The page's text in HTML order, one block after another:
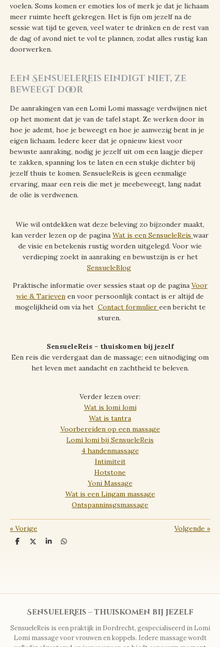
voelen. Soms komen er emoties los of merk je dat je lichaam
meer ruimte heeft gekregen. Het is fijn om jezelf na de
sessie wat tijd te geven, veel water te drinken en de rest van
de dag of avond niet te vol te plannen, zodat alles rustig kan
doorwerken.
Een SensueleReis eindigt niet, ze
beweegt door
De aanrakingen van een Lomi Lomi massage verdwijnen niet
op het moment dat je van de tafel stapt. Ze werken door in
hoe je ademt, hoe je beweegt en hoe je aanwezig bent in je
eigen lichaam. Iedere keer dat je opnieuw kiest voor
bewuste aanraking, nodig je jezelf uit om een laagje dieper
te zakken, spanning los te laten en een stukje dichter bij
jezelf thuis te komen. SensueleReis is geen eenmalige
ervaring, maar een reis die met je meebeweegt, lang nadat
de olie is verdwenen.
Wie wil ontdekken wat deze beleving zo bijzonder maakt,
kan verder lezen op de pagina Wat is een SensueleReis waar
de visie en betekenis rustig worden uitgelegd. Voor wie
verdieping zoekt in aanraking en bewustzijn is er het
SensueleBlog
Praktische informatie over sessies staat op de pagina Voor
wie & Tarieven en voor persoonlijk contact is er altijd de
mogelijkheid om via het Contact formulier een bericht te
sturen.
SensueleReis – thuiskomen bij jezelf
Een reis die verdergaat dan de massage; een uitnodiging om
het leven met aandacht en zachtheid te beleven.
Verder lezen over:
Wat is lomi lomi
Wat is tantra
Voorbereiden op een massage
Lomi lomi bij SensueleReis
4 handenmassage
Intimiteit
Hotstone
Yoni Massage
Wat is een Lingam massage
Ontspanninsgsmassage
« Vorige Volgende »
D
D
S
D
SensueleReis – thuiskomen bij jezelf
SensueleReis is een praktijk in Dordrecht, gespecialiseerd in Lomi
Lomi massage voor vrouwen en koppels. Iedere massage wordt